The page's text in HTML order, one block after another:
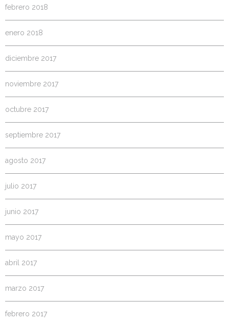
febrero 2018
enero 2018
diciembre 2017
noviembre 2017
octubre 2017
septiembre 2017
agosto 2017
julio 2017
junio 2017
mayo 2017
abril 2017
marzo 2017
febrero 2017